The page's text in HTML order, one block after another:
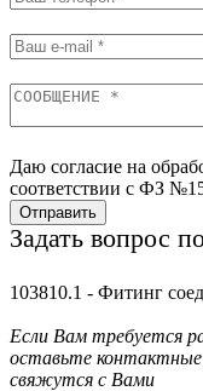
Даю согласие на
соответствии с ФЗ
Отправить
Задать вопрос
103810.1 - Фитинг
Если Вам требуется
оставьте
свяжутся с Вами